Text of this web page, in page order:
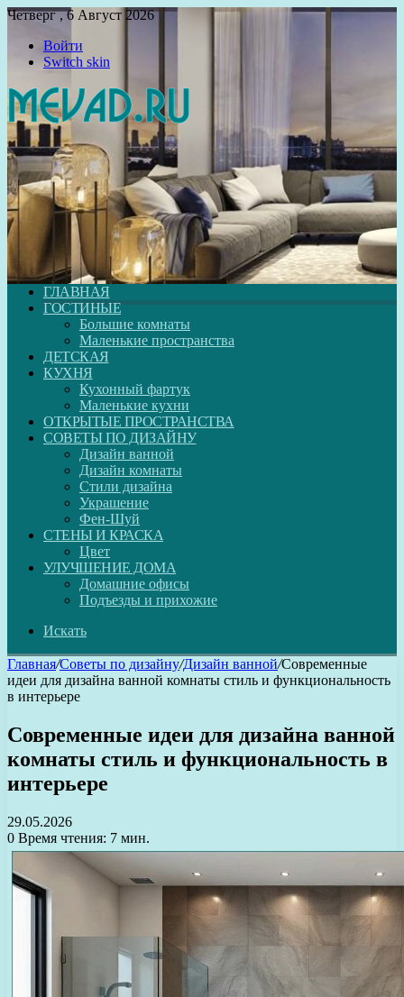
Четверг , 6 Август 2026
Войти
Switch skin
ГЛАВНАЯ
ГОСТИНЫЕ
Большие комнаты
Маленькие пространства
ДЕТСКАЯ
КУХНЯ
Кухонный фартук
Маленькие кухни
ОТКРЫТЫЕ ПРОСТРАНСТВА
СОВЕТЫ ПО ДИЗАЙНУ
Дизайн ванной
Дизайн комнаты
Стили дизайна
Украшение
Фен-Шуй
СТЕНЫ И КРАСКА
Цвет
УЛУЧШЕНИЕ ДОМА
Домашние офисы
Подъезды и прихожие
Искать
Главная/Советы по дизайну/Дизайн ванной/Современные
идеи для дизайна ванной комнаты стиль и функциональность
в интерьере
Современные идеи для дизайна ванной
комнаты стиль и функциональность в
интерьере
29.05.2026
0 Время чтения: 7 мин.